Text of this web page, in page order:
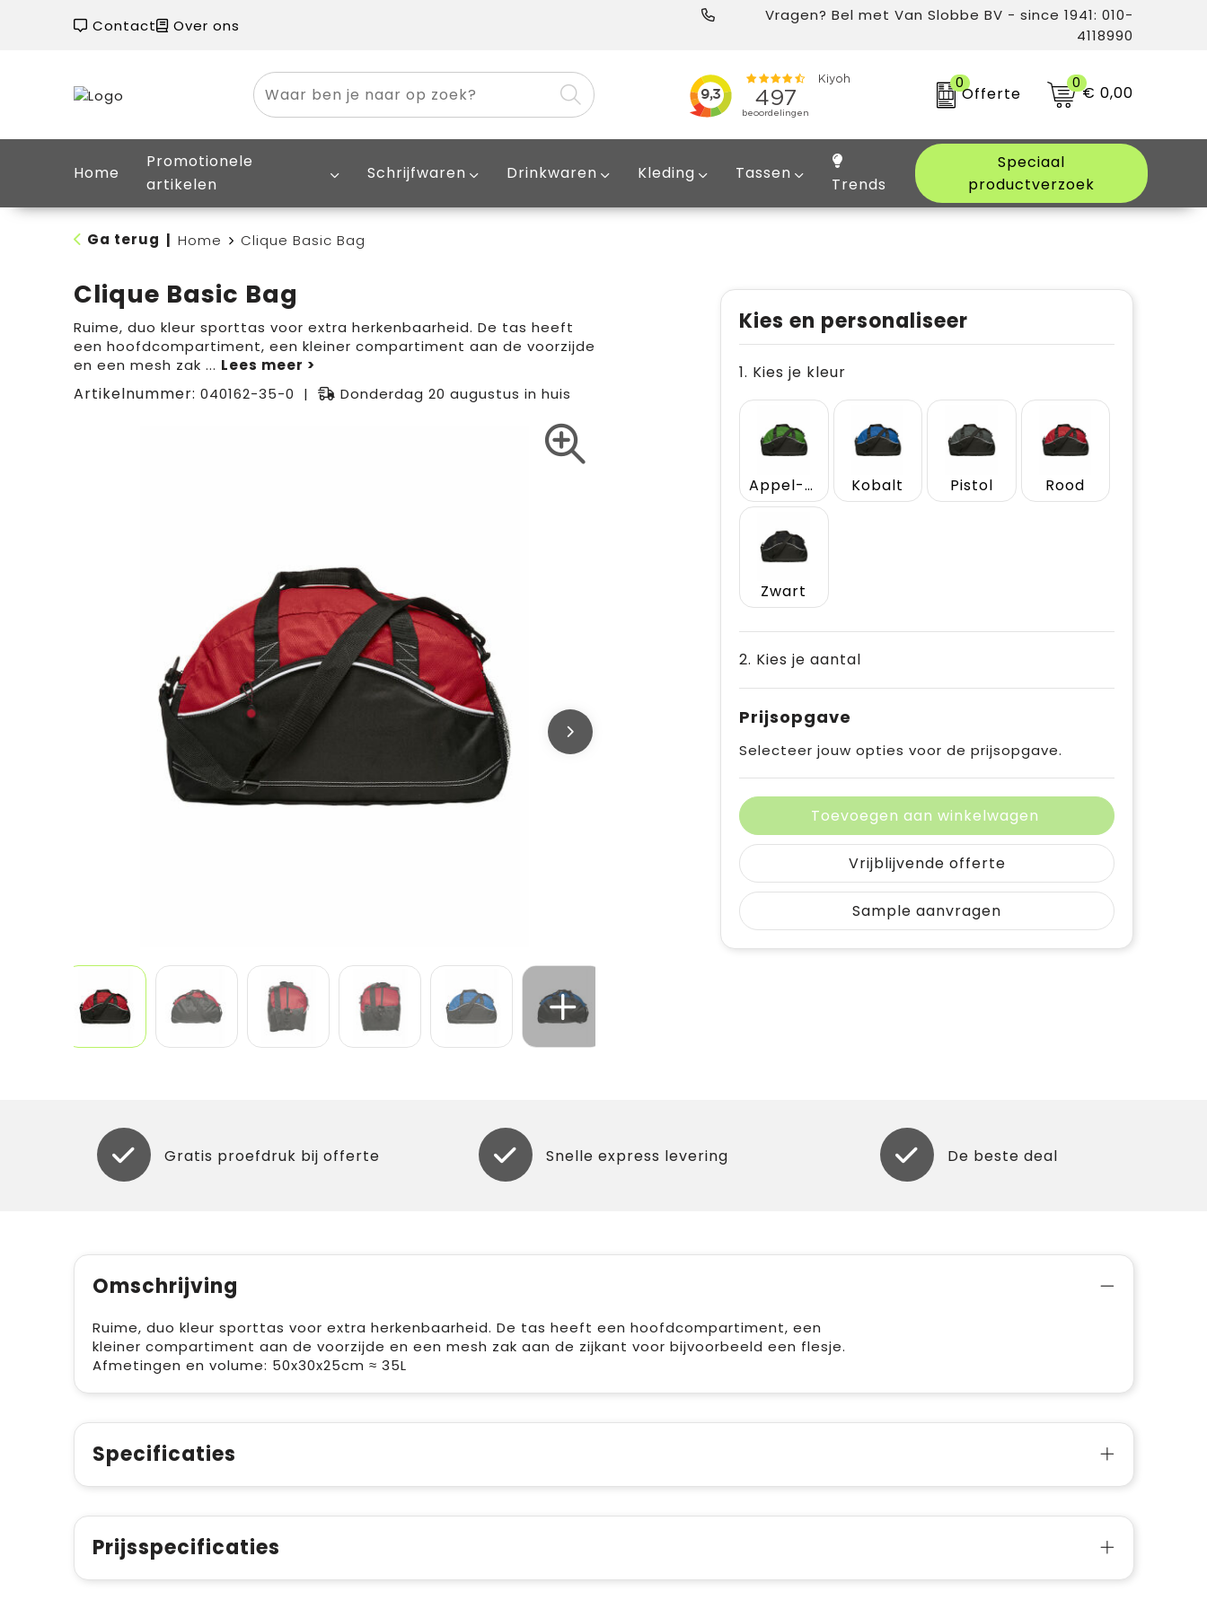
Contact Over ons
Vragen? Bel met Van Slobbe BV - since 1941: 010-
4118990
0
Offerte
0€ 0,00
Home
Promotionele
artikelen
Schrijfwaren Drinkwaren Kleding Tassen
Trends
Speciaal
productverzoek
Ga terug Home Clique Basic Bag
Clique Basic Bag
Ruime, duo kleur sporttas voor extra herkenbaarheid. De tas heeft
een hoofdcompartiment, een kleiner compartiment aan de voorzijde
en een mesh zak ...
Artikelnummer: 040162-35-0 Donderdag 20 augustus in huis
Kies en personaliseer
1. Kies je kleur
Appel-groen Kobalt Pistol Rood
Zwart
2. Kies je aantal
Prijsopgave
Selecteer jouw opties voor de prijsopgave.
Toevoegen aan winkelwagen
Vrijblijvende offerte
Sample aanvragen
Gratis proefdruk bij offerte Snelle express levering De beste deal
Omschrijving
Ruime, duo kleur sporttas voor extra herkenbaarheid. De tas heeft een hoofdcompartiment, een
kleiner compartiment aan de voorzijde en een mesh zak aan de zijkant voor bijvoorbeeld een flesje.
Afmetingen en volume: 50x30x25cm ≈ 35L
Specificaties
Prijsspecificaties